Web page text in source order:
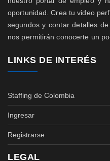
oportunidad. Crea tu video
segundos y contar detalles
nos permitirán conocerte un
LINKS DE INTERÉS
Staffing de Colombia
Ingresar
Registrarse
LEGAL